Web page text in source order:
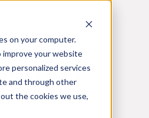
on your computer.
improve your website
personalized services
and through other
the cookies we use,
y gestión